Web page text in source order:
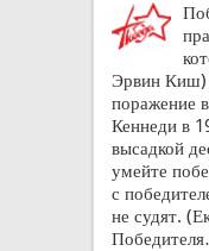
Эрвин Киш)
поражение
Кеннеди в
высадкой
умейте
с
не судят.